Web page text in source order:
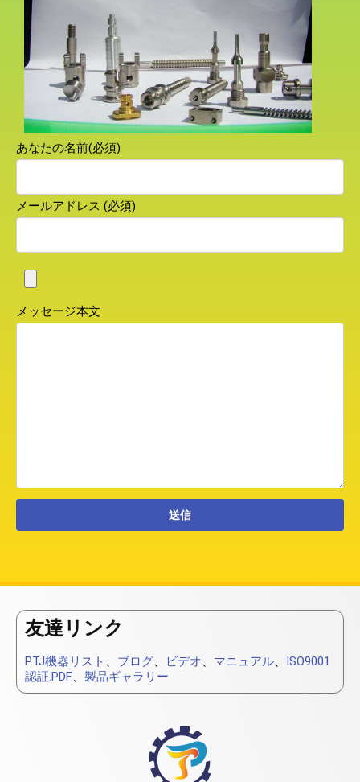
あなたの名前(必須)
メールアドレス (必須)
メッセージ本文
友達リンク
PTJ機器リスト 、 ブログ、 ビデオ、 マニュアル、 ISO9001
認証.PDF、 製品ギャラリー